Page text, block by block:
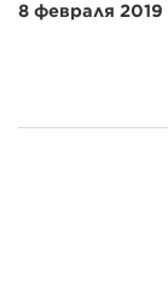
8 февраля 2019